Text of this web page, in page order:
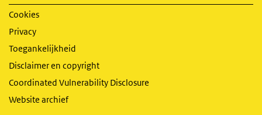
Cookies
Privacy
Toegankelijkheid
Disclaimer en copyright
Coordinated Vulnerability Disclosure
Website archief